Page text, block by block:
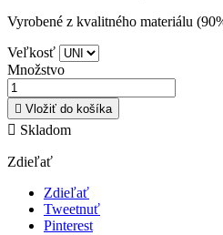
Vyrobené z kvalitného materiálu
Veľkosť
Množstvo
 Vložiť do košíka
 Skladom
Zdieľať
Zdieľať
Tweetnuť
Pinterest